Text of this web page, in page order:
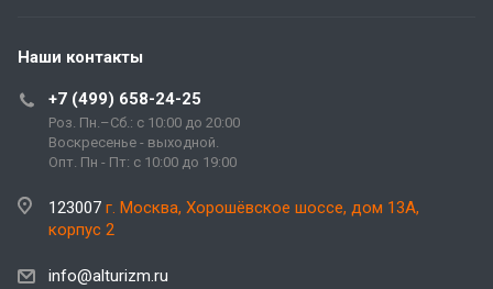
Наши контакты
+7 (499) 658-24-25
Роз. Пн.–Сб.: с 10:00 до 20:00
Воскресенье - выходной.
Опт. Пн - Пт: с 10:00 до 19:00
123007 г. Москва, Хорошёвское шоссе, дом 13А,
корпус 2
info@alturizm.ru